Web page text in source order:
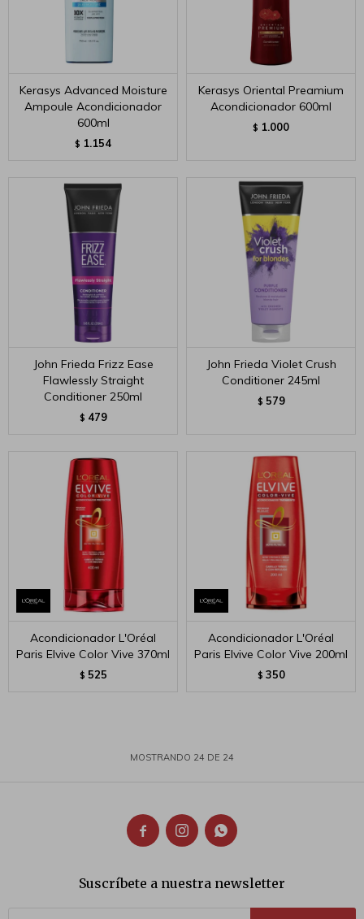
Kerasys Advanced Moisture
Ampoule Acondicionador
600ml
$ 1.154
Kerasys Oriental Preamium
Acondicionador 600ml
$ 1.000
John Frieda Frizz Ease
Flawlessly Straight
Conditioner 250ml
$ 479
John Frieda Violet Crush
Conditioner 245ml
$ 579
Acondicionador L'Oréal
Paris Elvive Color Vive 370ml
$ 525
Acondicionador L'Oréal
Paris Elvive Color Vive 200ml
$ 350
MOSTRANDO 24 DE 24
  
Suscríbete a nuestra newsletter